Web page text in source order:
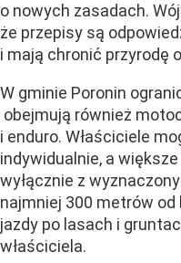
o nowych zasadach.
że przepisy są
i mają chronić przyrodę
W gminie Poronin
obejmują również
i enduro. Właściciele
indywidualnie, a
wyłącznie z
najmniej 300 metrów
jazdy po lasach i
właściciela.